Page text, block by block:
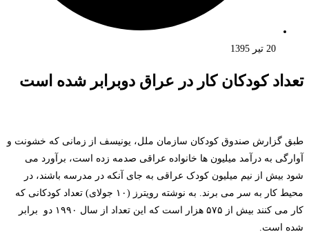
20 تیر 1395
تعداد کودکان کار در عراق دوبرابر شده است
طبق گزارش صندوق کودکان سازمان ملل، یونیسف از زمانی که خشونت و
آوارگی به درآمد میلیون ها خانواده عراقی صدمه زده است، برآورد می
شود بیش از نیم میلیون کودک عراقی به جای آنکه در مدرسه باشند، در
محیط کار به سر می برند. به نوشته رویترز (۱۰ جولای) تعداد کودکانی که
کار می کنند بیش از ۵۷۵ هزار است که این تعداد از سال ۱۹۹۰ دو برابر
شده است.